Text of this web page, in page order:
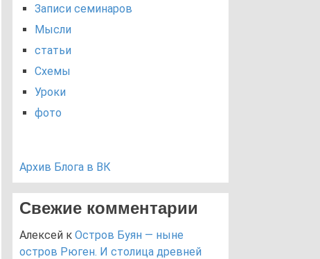
Записи семинаров
Мысли
статьи
Схемы
Уроки
фото
Архив Блога в ВК
Свежие комментарии
Алексей к Остров Буян — ныне
остров Рюген. И столица древней